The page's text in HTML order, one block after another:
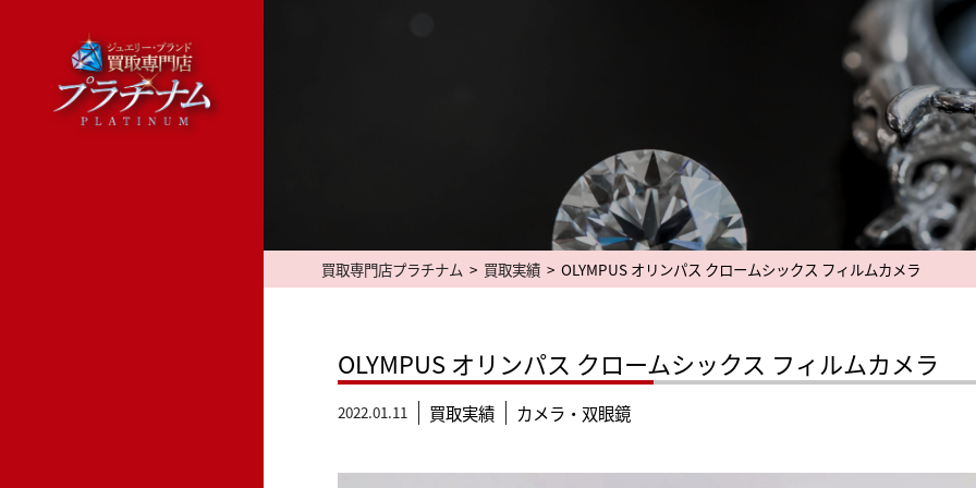
買取専門店プラチナム> 買取実績> OLYMPUS オリンパス クロームシックス フィルムカメラ
OLYMPUS オリンパス クロームシックス フィルムカメラ
2022.01.11 買取実績 カメラ・双眼鏡